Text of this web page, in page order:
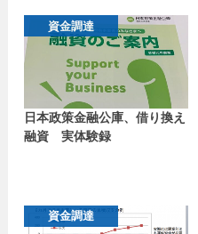
資金調達
日本政策金融公庫、借り換え
融資 実体験録
資金調達